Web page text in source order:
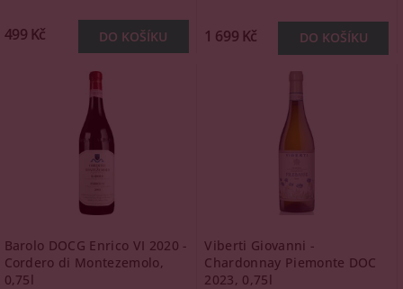
499 Kč 1 699 Kč
Barolo DOCG Enrico VI 2020 -
Cordero di Montezemolo,
0,75l
Viberti Giovanni -
Chardonnay Piemonte DOC
2023, 0,75l